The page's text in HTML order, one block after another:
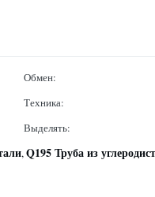
Обмен:
Техника:
Выделять:
,Q195 Труба из